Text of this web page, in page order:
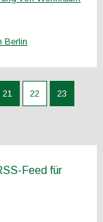
Berlin
21 22 23
Feed für